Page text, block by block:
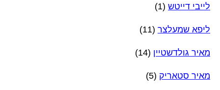
לייבי דייטש (1)
ליפא שמעלצר (11)
מאיר גולדשטיין (14)
מאיר סטאריק (5)